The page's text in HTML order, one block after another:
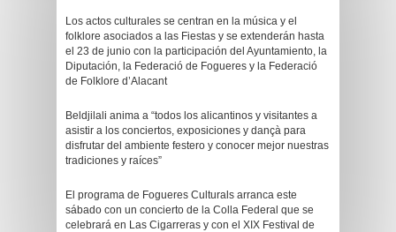
Los actos culturales se centran en la música y el
folklore asociados a las Fiestas y se extenderán hasta
el 23 de junio con la participación del Ayuntamiento, la
Diputación, la Federació de Fogueres y la Federació
de Folklore d’Alacant
Beldjilali anima a “todos los alicantinos y visitantes a
asistir a los conciertos, exposiciones y dançà para
disfrutar del ambiente festero y conocer mejor nuestras
tradiciones y raíces”
El programa de Fogueres Culturals arranca este
sábado con un concierto de la Colla Federal que se
celebrará en Las Cigarreras y con el XIX Festival de